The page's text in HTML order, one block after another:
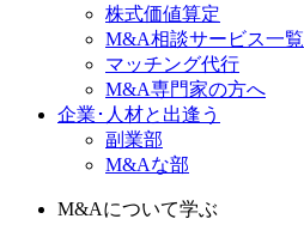
株式価値算定
M&A相談サービス一覧
マッチング代行
M&A専門家の方へ
企業･人材と出逢う
副業部
M&Aな部
M&Aについて学ぶ